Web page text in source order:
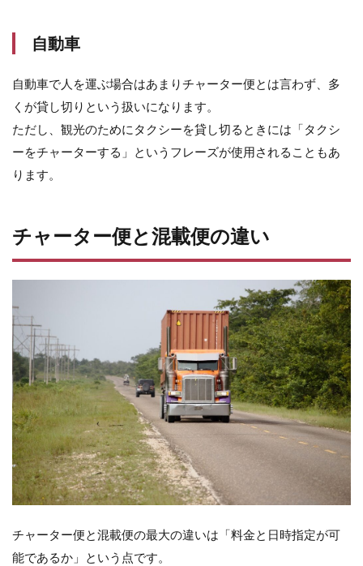
ト
荷物
が少
量だ
と割
高に
なる
は貸
れな
いこ
6
チ
ャ
ー
タ
ー
便
の
料
金
は
ど
ら
い?
自動車
自動車で人を運ぶ場合はあまりチャーター便とは言わず、多
くが貸し切りという扱いになります。
ただし、観光のためにタクシーを貸し切るときには「タクシ
ーをチャーターする」というフレーズが使用されることもあ
ります。
チャーター便と混載便の違い
チャーター便と混載便の最大の違いは「料金と日時指定が可
能であるか」という点です。